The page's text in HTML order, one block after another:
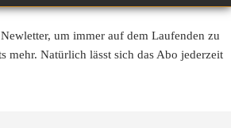
um immer auf dem Laufenden zu
mehr. Natürlich lässt sich das Abo jederzeit